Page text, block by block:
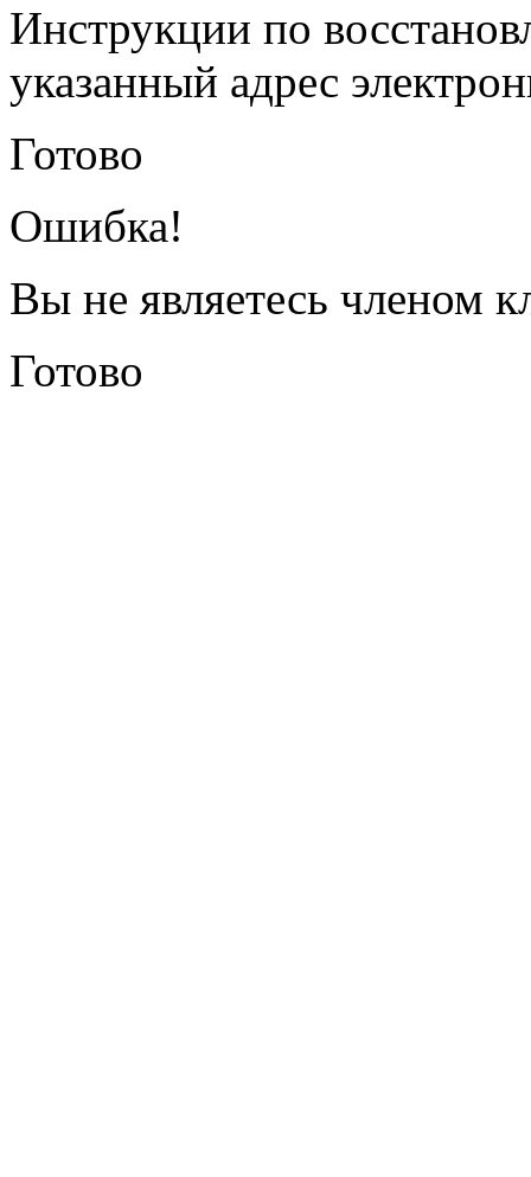
Инструкции по
указанный адрес
Готово
Ошибка!
Вы не являетесь членом
Готово